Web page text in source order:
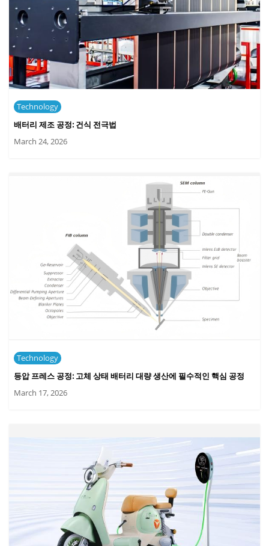
Technology
배터리 제조 공정: 건식 전극법
March 24, 2026
Technology
등압 프레스 공정: 고체 상태 배터리 대량 생산에 필수적인 핵심 공정
March 17, 2026